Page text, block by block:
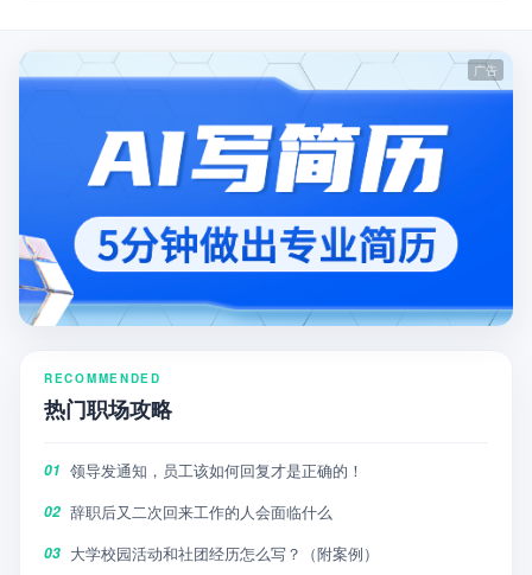
RECOMMENDED
热门职场攻略
01 领导发通知，员工该如何回复才是正确的！
02 辞职后又二次回来工作的人会面临什么
03 大学校园活动和社团经历怎么写？（附案例）